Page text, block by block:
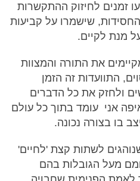
זמנים לחיזוק ההתקשרות
שישמרו על קביעות
מנת לקיים.
את התורה והמצוות
התוועדות זה הזמן
ולחזק את כל הדברים
אני עומד בתוך כל עולם
בו בצורה נכונה.
לשתות קצת 'לחיים'
מעל הגובלות בהם